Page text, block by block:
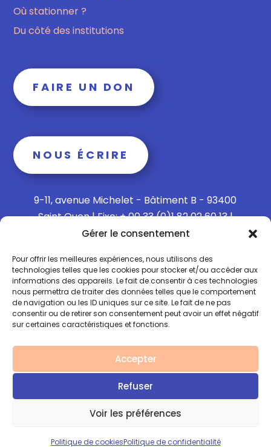
Gérer le consentement
Pour offrir les meilleures expériences, nous utilisons des
technologies telles que les cookies pour stocker et/ou accéder aux
informations des appareils. Le fait de consentir à ces technologies
nous permettra de traiter des données telles que le comportement
de navigation ou les ID uniques sur ce site. Le fait de ne pas
consentir ou de retirer son consentement peut avoir un effet négatif
sur certaines caractéristiques et fonctions.
Accepter
Refuser
Voir les préférences
Politique de cookiesPolitique de confidentialité
Où stationner ?
Du côté des institutions
FAIRE UN DON
NOUS ÉCRIRE
9-11, avenue Michelet - Bâtiment B - 93400
Saint Ouen | Fixe: + 00 33 (0)1 82 02 60 13 |
Mobile: + 00 33 (0)6 15 73 65 40
Politique de confidentialité
Politique de Cookies
Mentions légales
Copyright © 2026 ANGVC
Site réalisé avec ♥️ par l'agenceRouge le fil